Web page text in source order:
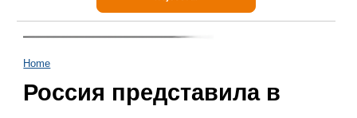
Home
Россия представила в